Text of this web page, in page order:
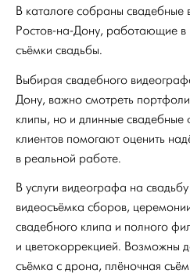
В каталоге собраны свадебные
Ростов-на-Дону, работающие в
съёмки свадьбы.
Выбирая свадебного
Дону, важно смотреть
клипы, но и длинные
клиентов помогают оценить
в реальной работе.
В услуги видеографа на
видеосъёмка сборов,
свадебного клипа и полного
и цветокоррекцией. Возможны
съёмка с дрона, плёночная